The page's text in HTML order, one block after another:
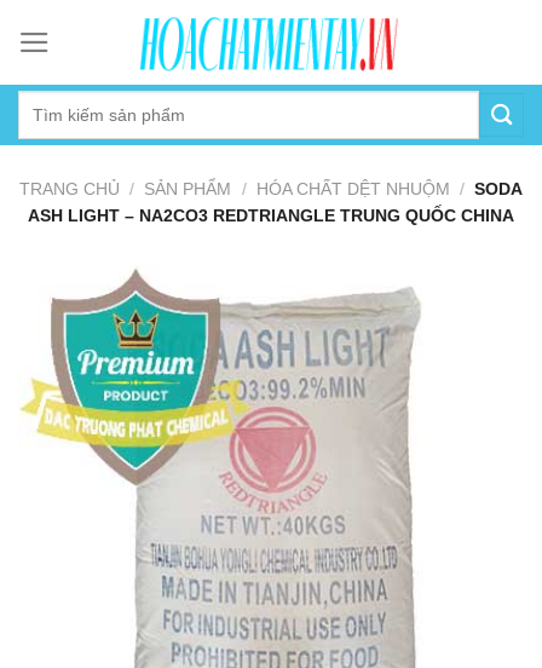
content
TRANG CHỦ / SẢN PHẨM / HÓA CHẤT DỆT NHUỘM / SODA
ASH LIGHT – NA2CO3 REDTRIANGLE TRUNG QUỐC CHINA